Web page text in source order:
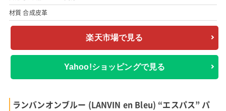
材質 合成皮革
楽天市場で見る
Yahoo!ショッピングで見る
ランバンオンブルー (LANVIN en Bleu) “エスパス” パ